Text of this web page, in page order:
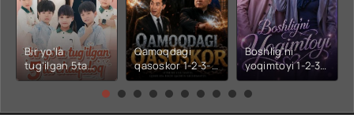
Bir yo'la
tug'ilgan 5ta
chaqaloq 1-2-3-
Qamoqdagi
qasoskor 1-2-3-
4-5-6-7-10-20-
30-50-60-70-80-
Boshlig'ni
yoqimtoyi 1-2-3-
4-5-6-7-10-20-
30-50-60-70-80-